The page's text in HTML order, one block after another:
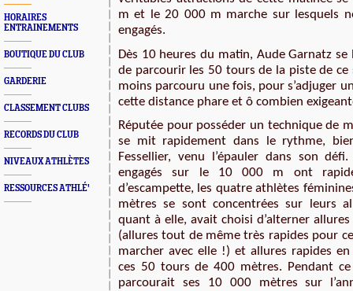
HORAIRES
ENTRAINEMENTS
BOUTIQUE DU CLUB
GARDERIE
CLASSEMENT CLUBS
RECORDS DU CLUB
NIVEAUX ATHLÈTES
RESSOURCES ATHLÉ'
m et le 20 000 m marche sur lesquels
engagés.
Dès 10 heures du matin, Aude Garnatz
de parcourir les 50 tours de la piste de ce
moins parcouru une fois, pour s’adjuger
cette distance phare et ô combien
Réputée pour posséder un technique de
se mit rapidement dans le rythme,
Fessellier, venu l’épauler dans son
engagés sur le 10 000 m ont
d’escampette, les quatre athlètes
mètres se sont concentrées sur leurs
quant à elle, avait choisi d’alterner allures
(allures tout de même très rapides pour
marcher avec elle !) et allures rapides
ces 50 tours de 400 mètres. Pendant
parcourait ses 10 000 mètres sur